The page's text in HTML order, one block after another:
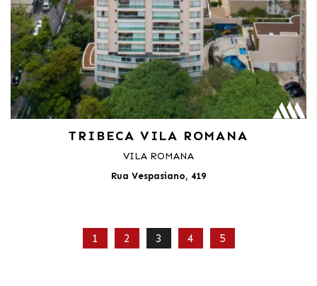
TRIBECA VILA ROMANA
VILA ROMANA
Rua Vespasiano, 419
1 2 3 4 5